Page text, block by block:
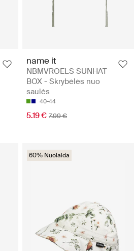
name it
NBMVROELS SUNHAT
BOX - Skrybėlės nuo
saulės
40-44
5.19 € 7.99 €
60% Nuolaida